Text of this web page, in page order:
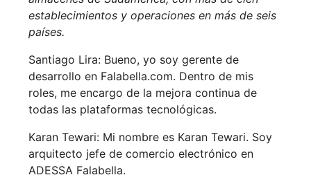
establecimientos y operaciones en más de seis
países.
Santiago Lira: Bueno, yo soy gerente de
desarrollo en Falabella.com. Dentro de mis
roles, me encargo de la mejora continua de
todas las plataformas tecnológicas.
Karan Tewari: Mi nombre es Karan Tewari. Soy
arquitecto jefe de comercio electrónico en
ADESSA Falabella.